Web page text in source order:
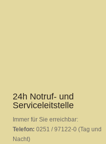
24h Notruf- und
Serviceleitstelle
Immer für Sie erreichbar:
Telefon: 0251 / 97122-0 (Tag und
Nacht)